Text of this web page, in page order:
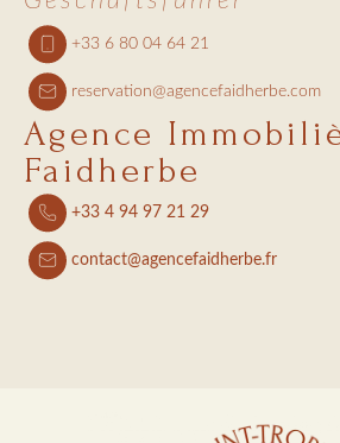
+33 6 80 04 64 21
reservation@agencefaidherbe.com
Agence
Faidherbe
+33 4 94 97 21 29
contact@agencefaidherbe.fr